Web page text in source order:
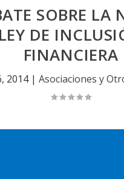
SOBRE LA
LEY DE
FINANCIERA
2014| Asociaciones y